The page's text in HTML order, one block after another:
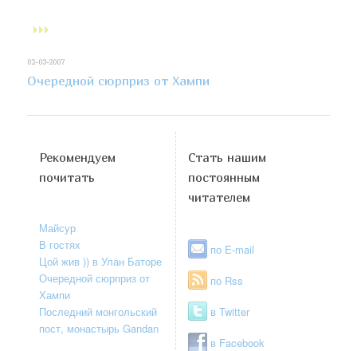
02-03-2007
Очередной сюрприз от Хампи
Рекомендуем
почитать
Майсур
В гостях
Цой жив )) в Улан Баторе
Очередной сюрприз от
Хампи
Последний монгольский
пост, монастырь Gandan
Стать нашим
постоянным
читателем
по E-mail
по Rss
в Twitter
в Facebook